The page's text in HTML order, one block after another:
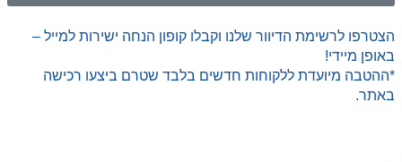
הצטרפו לרשימת הדיוור שלנו וקבלו קופון הנחה ישירות למייל –
באופן מיידי!
*ההטבה מיועדת ללקוחות חדשים בלבד שטרם ביצעו רכישה
באתר.